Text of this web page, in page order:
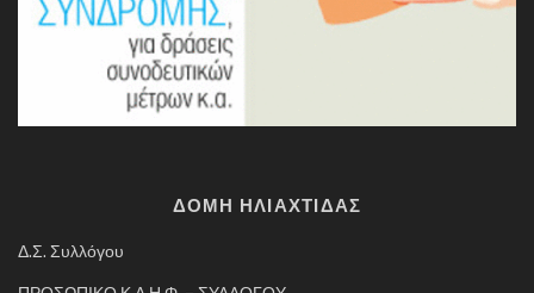
ΔΟΜΗ ΗΛΙΑΧΤΙΔΑΣ
Δ.Σ. Συλλόγου